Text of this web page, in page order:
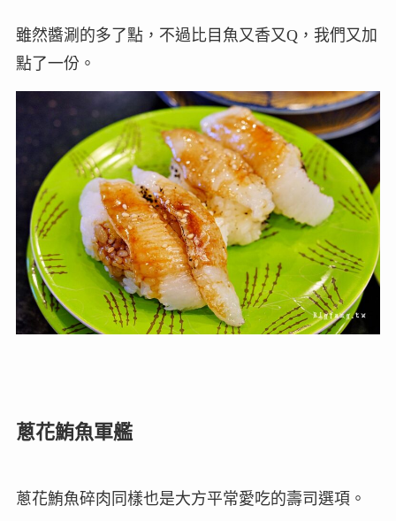
雖然醬涮的多了點，不過比目魚又香又Q，我們又加
點了一份。
蔥花鮪魚軍艦
蔥花鮪魚碎肉同樣也是大方平常愛吃的壽司選項。